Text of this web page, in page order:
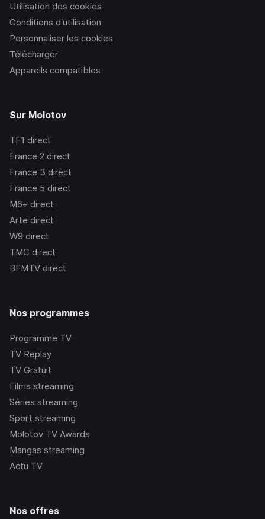
Utilisation des cookies
Conditions d’utilisation
Personnaliser les cookies
Télécharger
Appareils compatibles
Sur Molotov
TF1 direct
France 2 direct
France 3 direct
France 5 direct
M6+ direct
Arte direct
W9 direct
TMC direct
BFMTV direct
Nos programmes
Programme TV
TV Replay
TV Gratuit
Films streaming
Séries streaming
Sport streaming
Molotov TV Awards
Mangas streaming
Actu TV
Nos offres